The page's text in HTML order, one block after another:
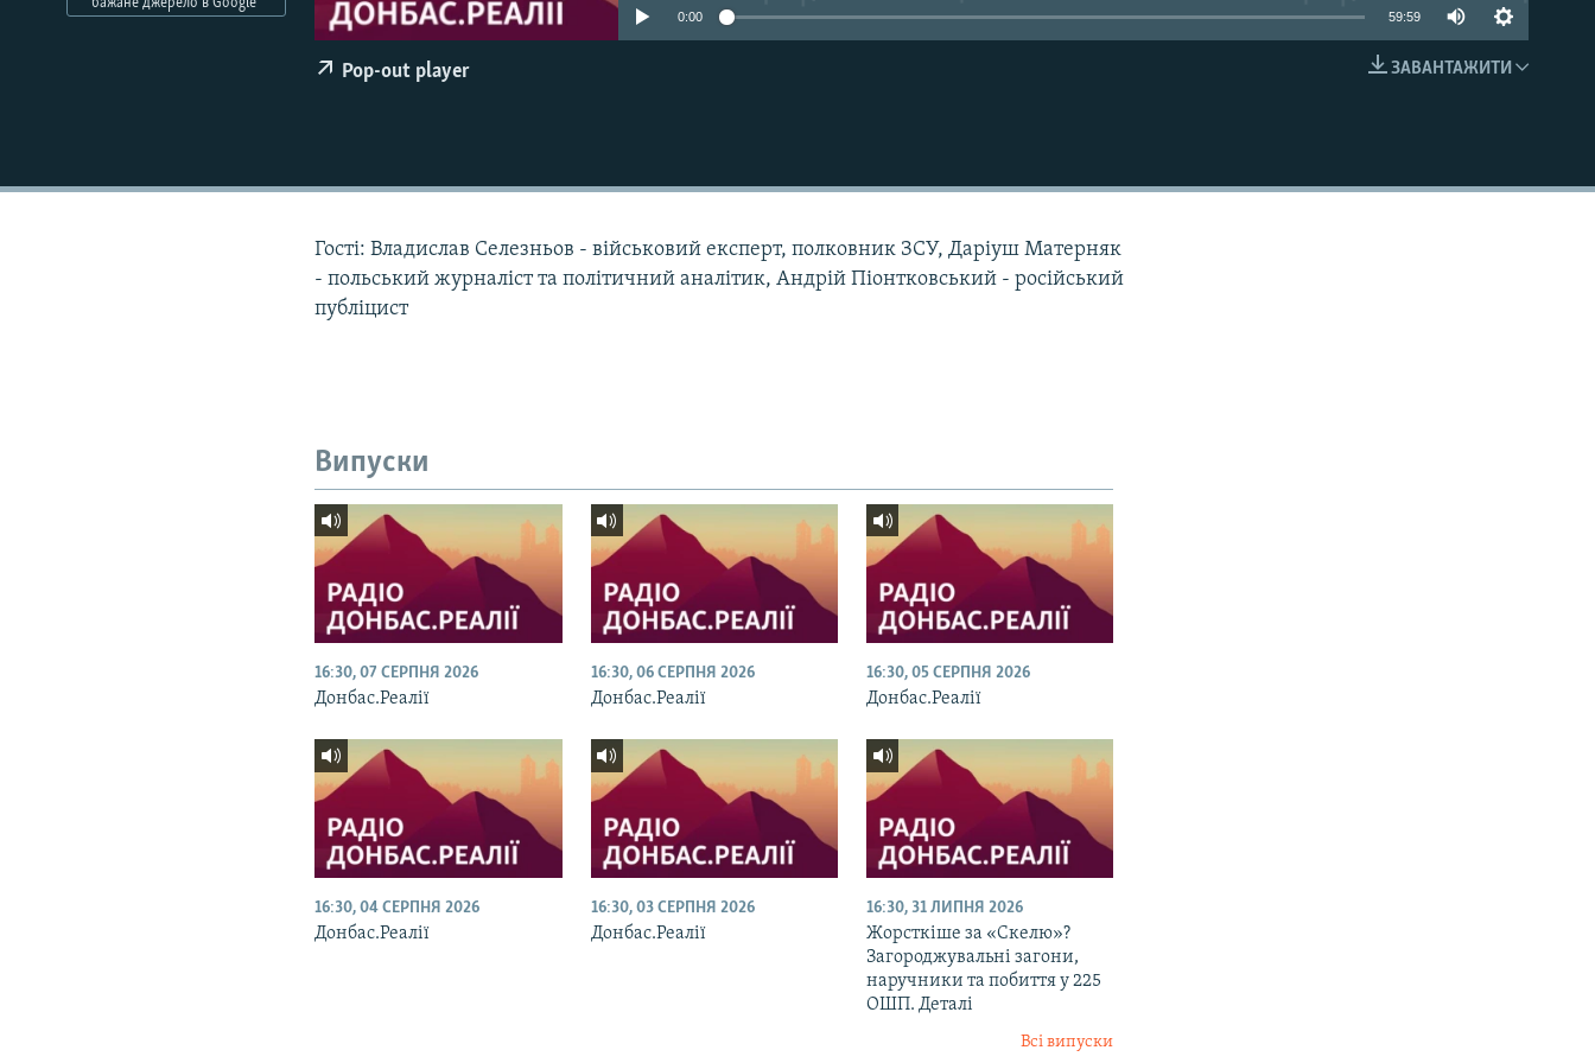
0:00 59:59
ЗАВАНТАЖИТИ
Pop-out player
Гості: Владислав Селезньов - військовий експерт, полковник ЗСУ, Даріуш Матерняк
- польський журналіст та політичний аналітик, Андрій Піонтковський - російський
публіцист
Випуски
16:30, 07 СЕРПНЯ 2026
Донбас.Реалії
16:30, 06 СЕРПНЯ 2026
Донбас.Реалії
16:30, 05 СЕРПНЯ 2026
Донбас.Реалії
16:30, 04 СЕРПНЯ 2026
Донбас.Реалії
16:30, 03 СЕРПНЯ 2026
Донбас.Реалії
16:30, 31 ЛИПНЯ 2026
Жорсткіше за «Скелю»?
Загороджувальні загони,
наручники та побиття у 225
ОШП. Деталі
Всі випуски